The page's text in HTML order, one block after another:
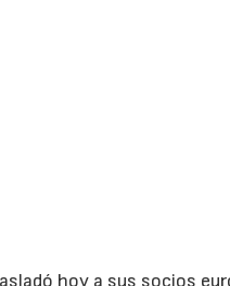
hoy a sus socios